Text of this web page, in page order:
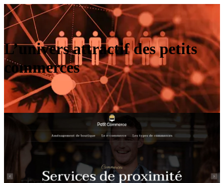
L’univers attractif des petits
commerces